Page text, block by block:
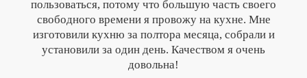
пользоваться, потому что большую часть своего
свободного времени я провожу на кухне. Мне
изготовили кухню за полтора месяца, собрали и
установили за один день. Качеством я очень
довольна!